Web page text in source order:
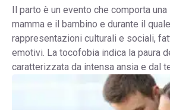
Il parto è un evento che comporta
mamma e il bambino e durante il
rappresentazioni culturali e sociali,
emotivi. La tocofobia indica la paura
caratterizzata da intensa ansia e dal